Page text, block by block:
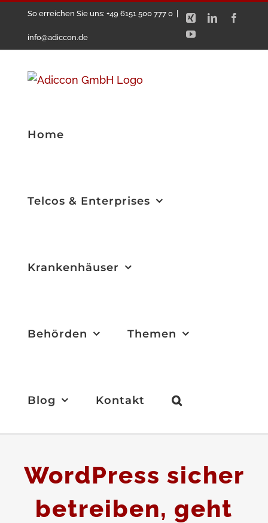
springen
So erreichen Sie uns: +49 6151 500 777 0
info@adiccon.de
Xing LinkedIn
YouTube
Home
Telcos & Enterprises
Krankenhäuser
Behörden Themen
Blog Kontakt
WordPress sicher
betreiben, geht